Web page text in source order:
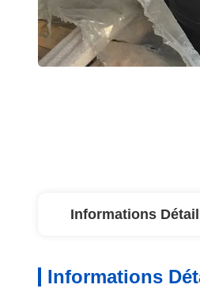
Informations
Informations